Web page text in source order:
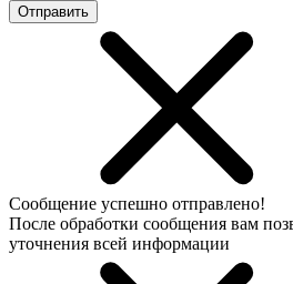
Отправить
Сообщение успешно отправлено!
После обработки сообщения вам
уточнения всей информации